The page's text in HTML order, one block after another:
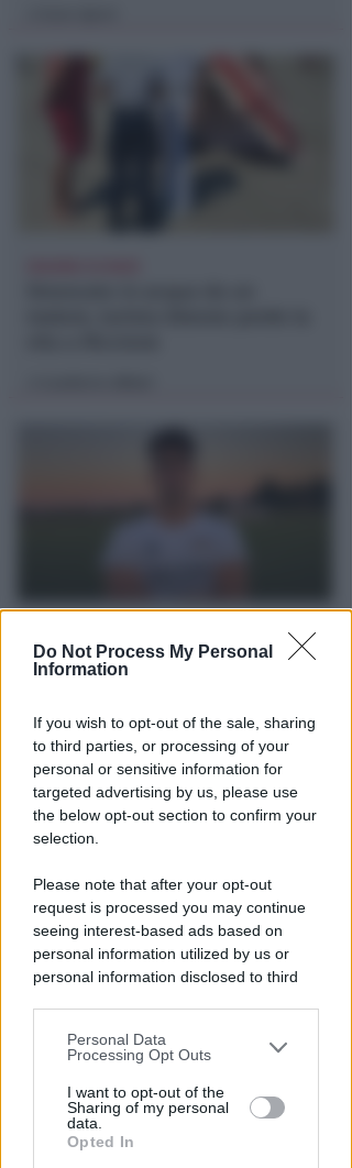
Do Not Process My Personal
Information
If you wish to opt-out of the sale, sharing
to third parties, or processing of your
personal or sensitive information for
targeted advertising by us, please use
the below opt-out section to confirm your
selection.
Please note that after your opt-out
request is processed you may continue
seeing interest-based ads based on
personal information utilized by us or
personal information disclosed to third
You may separately opt-out of the further
disclosure of your personal information
by third parties on the IAB’s list of
downstream participants.
Personal Data
Processing Opt Outs
I want to opt-out of the
Sharing of my personal
data.
Opted In
Muore a 19 anni Tommaso
diRedazione
Un semestre in crescita.
Presente, futuro e "nodi" da
Andrea Polazzi